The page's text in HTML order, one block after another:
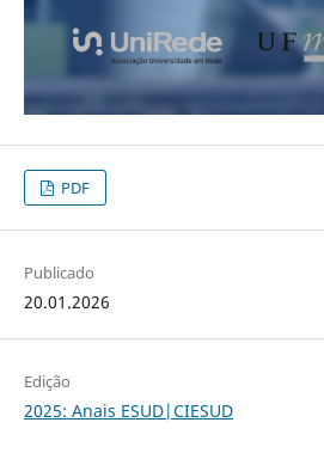
PDF
Publicado
20.01.2026
Edição
2025: Anais ESUD|CIESUD